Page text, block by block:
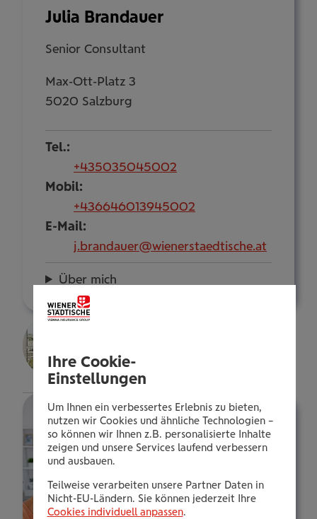
Julia Brandauer
Senior Consultant
Max-Ott-Platz 3
5020 Salzburg
Tel.:
+435035045002
Mobil:
+436646013945002
E-Mail:
j.brandauer@wienerstaedtische.at
Über mich
Selin Wimmer
Details
Ihre Cookie-
Einstellungen
Um Ihnen ein verbessertes Erlebnis zu bieten,
nutzen wir Cookies und ähnliche Technologien –
so können wir Ihnen z.B. personalisierte Inhalte
zeigen und unsere Services laufend verbessern
und ausbauen.
Teilweise verarbeiten unsere Partner Daten in
Nicht-EU-Ländern. Sie können jederzeit Ihre
Cookies individuell anpassen.